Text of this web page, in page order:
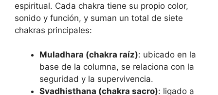
espiritual. Cada chakra tiene su propio color,
sonido y función, y suman un total de siete
chakras principales:
Muladhara (chakra raíz): ubicado en la
base de la columna, se relaciona con la
seguridad y la supervivencia.
Svadhisthana (chakra sacro): ligado a